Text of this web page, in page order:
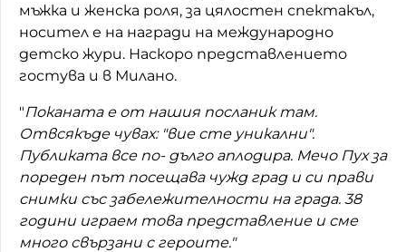
мъжка и женска роля, за цялостен спектакъл,
носител е на награди на международно
детско жури. Наскоро представлението
гостува и в Милано.
"Поканата е от нашия посланик там.
Отвсякъде чувах: "вие сте уникални".
Публиката все по- дълго аплодира. Мечо Пух за
пореден път посещава чужд град и си прави
снимки със забележителности на града. 38
години играем това представление и сме
много свързани с героите."